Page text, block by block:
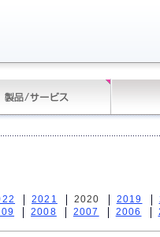
2021 2020 2019
2008 2007 2006